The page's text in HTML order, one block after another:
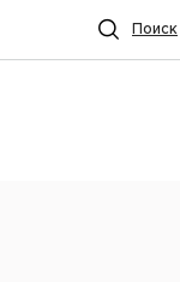
Поиск